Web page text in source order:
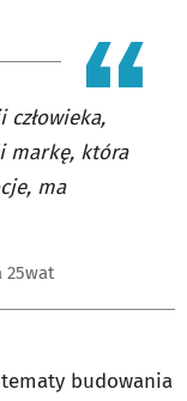
markę, która
ma
25wat
tematy budowania